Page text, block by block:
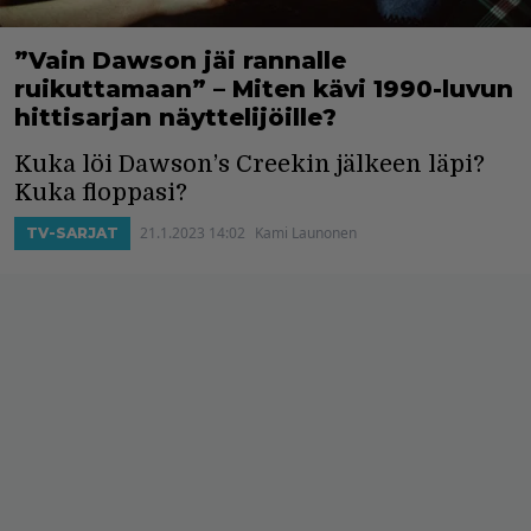
”Vain Dawson jäi rannalle
ruikuttamaan” – Miten kävi 1990-luvun
hittisarjan näyttelijöille?
Kuka löi Dawson’s Creekin jälkeen läpi?
Kuka floppasi?
TV-SARJAT 21.1.2023 14:02 Kami Launonen